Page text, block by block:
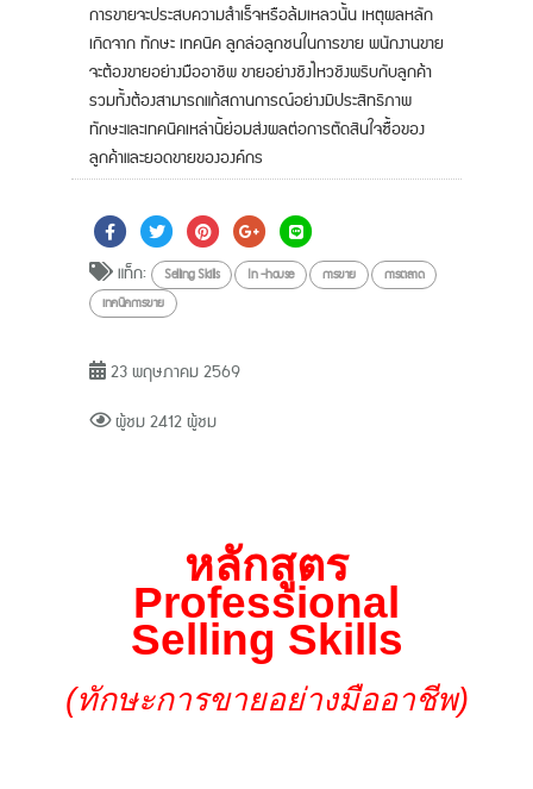
การขายจะประสบความสำเร็จหรือล้มเหลวนั้น เหตุผลหลัก
เกิดจาก ทักษะ เทคนิค ลูกล่อลูกชนในการขาย พนักงานขาย
จะต้องขายอย่างมืออาชีพ ขายอย่างชิงไหวชิงพริบกับลูกค้า
รวมทั้งต้องสามารถแก้สถานการณ์อย่างมีประสิทธิภาพ
ทักษะและเทคนิคเหล่านี้ย่อมส่งผลต่อการตัดสินใจซื้อของ
ลูกค้าและยอดขายขององค์กร
แท็ก: Selling Skills In -house การขาย
การตลาด
เทคนิคการขาย
23 พฤษภาคม 2569
ผู้ชม 2412 ผู้ชม
หลักสูตร
Professional
Selling Skills
(ทักษะการขายอย่างมืออาชีพ)